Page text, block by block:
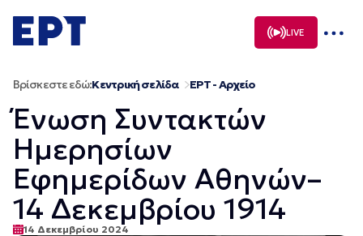
σε
περιεχόμενο
LIVE
Βρίσκεστε εδώ:Κεντρική σελίδα ΕΡΤ - Αρχείο
Ένωση Συντακτών
Ημερησίων
Εφημερίδων Αθηνών–
14 Δεκεμβρίου 1914
14 Δεκεμβρίου 2024